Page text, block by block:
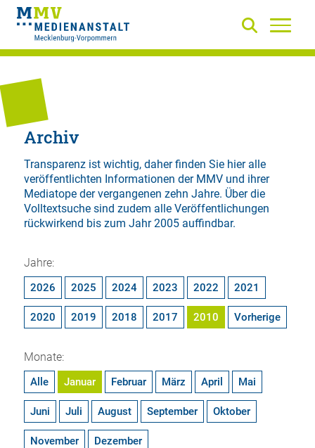
Archiv
Transparenz ist wichtig, daher finden Sie hier alle
veröffentlichten Informationen der MMV und ihrer
Mediatope der vergangenen zehn Jahre. Über die
Volltextsuchesind zudem alle Veröffentlichungen
rückwirkend bis zum Jahr 2005 auffindbar.
Jahre:
2026 2025 2024 2023 2022 2021
2020 2019 2018 2017 2010 Vorherige
Monate:
Alle Januar Februar März April Mai
Juni Juli August September Oktober
November Dezember